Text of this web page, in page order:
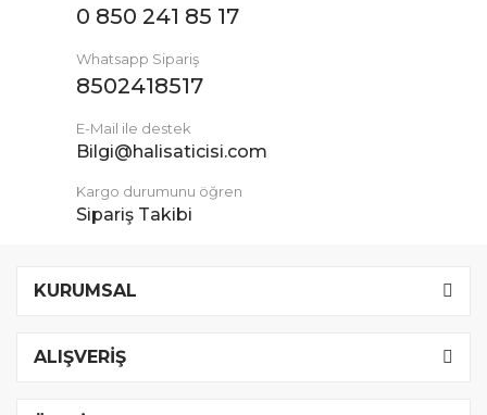
0 850 241 85 17
Whatsapp Sipariş
8502418517
E-Mail ile destek
Bilgi@halisaticisi.com
Kargo durumunu öğren
Sipariş Takibi
KURUMSAL
ALIŞVERİŞ